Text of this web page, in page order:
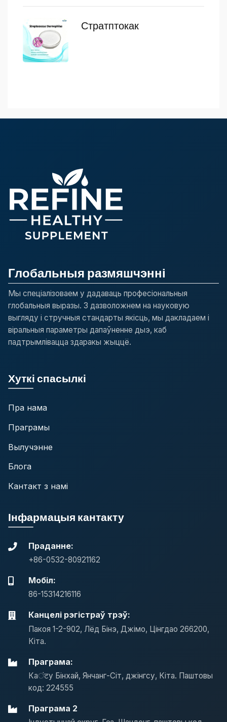
Стратптокак
Глобальныя размяшчэнні
Мы спеціалізоваем у дадаваць професіональныя
глобальныя выразы. З дазволожнем на науковую
выгляду і стручныя стандарты якісць, мы дакладаем і
віральныя параметры дапаўненне дыэ, каб
падтрымлівацца здаракы жыццё.
Хуткі спасылкі
Пра нама
Праграмы
Вылучэнне
Блога
Кантакт з намі
Інфармацыя кантакту
Праданне:
+86-0532-80921162
Мобіл:
86-15314216116
Канцелі рэгістраў трэў:
Пакоя 1-2-902, Лёд Бінэ, Джімо, Цінгдао 266200,
Кіта.
Праграма:
Каंटу Бінхай, Янчанг-Сіт, джінгсу, Кіта. Паштовы
код: 224555
Праграма 2